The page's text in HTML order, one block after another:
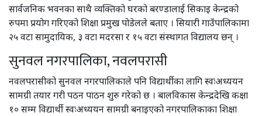
सार्वजनिक भवनका साथै व्यक्तिको घरको बरण्डालाई सिकाइ केन्द्रको
रुपमा प्रयोग गरिएको शिक्षा प्रमुख पोडेलले बताए । सियारी गाउँपालिकामा
२५ वटा सामुदायिक, ३ वटा मदरसा र १५ वटा संस्थागत विद्यालय छन् ।
सुनवल नगरपालिका, नवलपरासी
नवलपरासीको सुनवल नगरपालिकाले पनि विद्यार्थीका लागि स्वःअध्ययन
सामग्री तयार गरी पठन पाठन शुरु गरेको छ । बालविकास केन्द्रदेखि कक्षा
१० सम्म विद्यार्थी स्वःअध्ययन सामग्री बनाइएको नगरपालिकाका शिक्षा